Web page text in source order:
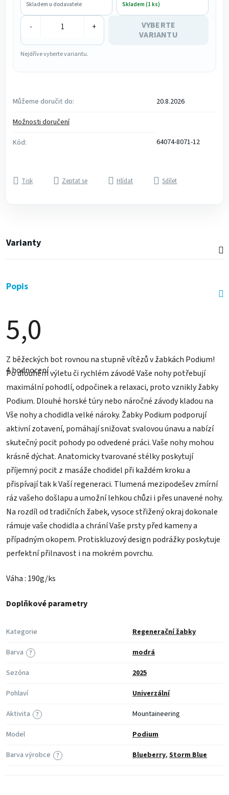
Skladem u dodavatele Skladem (1 ks)
- +
VYBERTE
VARIANTU
Nejdříve vyberte variantu.
Můžeme doručit do:
20.8.2026
Možnosti doručení
Kód:
64074-8071-12
Tisk Zeptat se Hlídat Sdílet
Varianty
Popis
5,0
Průměrné
hodnocení
produktu
5,0
z
5
hvězdiček.
4 hodnocení
Z běžeckých bot rovnou na stupně vítězů v žabkách Podium!
Po dlouhém výletu či rychlém závodě Vaše nohy potřebují
maximální pohodlí, odpočinek a relaxaci, proto vznikly žabky
Podium. Dlouhé horské túry nebo náročné závody kladou na
Vše nohy a chodidla velké nároky. Žabky Podium podporují
aktivní zotavení, pomáhají snižovat svalovou únavu a nabízí
skutečný pocit pohody po odvedené práci. Vaše nohy mohou
krásně dýchat. Anatomicky tvarované stélky poskytují
příjemný pocit z masáže chodidel při každém kroku a
přispívají tak k Vaší regeneraci. Tlumená mezipodešev zmírní
ráz vašeho došlapu a umožní lehkou chůzi i přes unavené nohy.
Na rozdíl od tradičních žabek, vysoce střižený okraj dokonale
rámuje vaše chodidla a chrání Vaše prsty před kameny a
případným okopem. Protiskluzový design podrážky poskytuje
perfektní přilnavost i na mokrém povrchu.
Váha : 190g/ks
Doplňkové parametry
Kategorie Regenerační žabky
?
Barva
modrá
Sezóna
2025
Pohlaví
Univerzální
?
Aktivita
Mountaineering
Model
Podium
?
Barva výrobce Blueberry, Storm Blue